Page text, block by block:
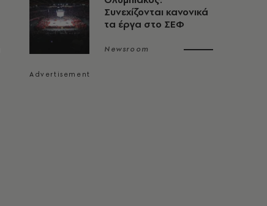
Συνεχίζονται κανονικά
τα έργα στο ΣΕΦ
Newsroom